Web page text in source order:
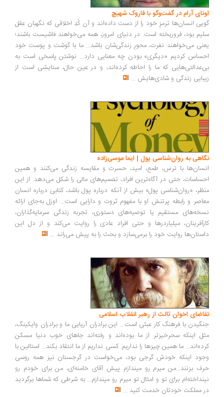
آرام در گفت‌وگو با فاروک شهیچ‭
انسان‌ها ترمزِ خود را از دست داده‌اند و آن کُدِ اخلاقی که نگهبان عقل
بود، فروریخته است. در دنیای امروز، همه می‌خواهند فاشیست باشند؛
می‌خواهند نفرت، محورِ زندگی‌شان باشد... ما با گوشت و پوست خود
کردیم «دیگری» بودن چه معنایی دارد... نوشتن پاسخی است به
که ما را احاطه کرده‌اند، و در عین حال، ستایشی است از
زندگی و شادی‌هایش...
به روان‌شناسی پول | ایما موسی‌زاده
با ترس، طمع، امید، حسرت و مقایسه زندگی می‌کنند و همین
حتی در آگاه‌ترین افراد، تصمیم‌های مالی را شکل می‌دهد. از این
«روان‌شناسی پول» بیش از آنکه درباره پول باشد، کتابی درباره انسان
و رابطه پرتنش او با مفهوم ثروت و دارایی است... اوزل به‌جای ارائه
مستقیم یا توصیه‌های دستوری، تجربه زندگی سرمایه‌گذاران،
میلیاردرها و حتی افراد عادی را روایت می‌کند و از دل این
روایت خود را برمی‌سازد و بحث را به پیش می‌راند ...
اخوان ثالث از رهبر انقلاب اسلامی
با فرهنگ کار عبثی است... این برادران آریایی ما و برادران وایکینگ،
اینکه سحرخیزتر از ما بوده‌اند و رفته‌اند جاهای خوب دنیا مسکن
ما همین چیزها را نداریم. کسی نداریم از ما انتقاد بکند... استالین با
اینکه خودش گرجی بود، می‌خواست در گرجستان نیز همه روسی
بزنند...من میرم رو میندازم پیش آقای خامنه‌ای، من برای خودم رو
برای تو و امثال تو میرم رو میندازم... به شرطی که شماها برگردید
مملکت خودتان خدمت کنید...